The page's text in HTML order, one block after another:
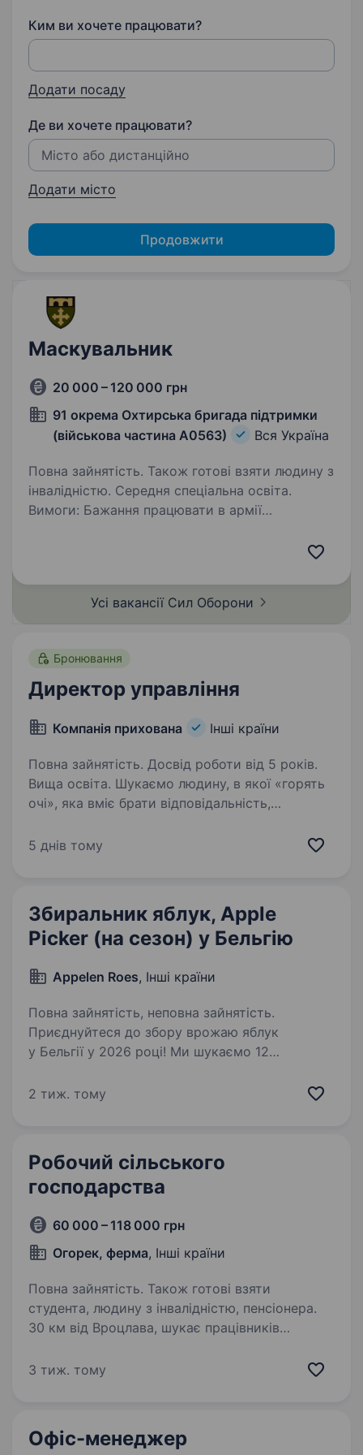
Ким ви хочете працювати?
Додати посаду
Де ви хочете працювати?
Додати місто
Продовжити
Маскувальник
20 000 – 120 000 грн
91 окрема Охтирська бригада підтримки
(військова частина А0563)
Вся Україна
Повна зайнятість. Також готові взяти людину з
інвалідністю. Середня спеціальна освіта.
Вимоги: Бажання працювати в армії
роботи: Супроводження на етапі проходження
ВЛК в М (Р)ТЦК…Усі вакансії Сил Оборони
Бронювання
Директор управління
Компанія прихована Інші країни
Повна зайнятість. Досвід роботи від 5 років.
Вища освіта. Шукаємо людину, в якої «горять
очі», яка вміє брати відповідальність,
ключові процеси управління — Директора
5 днів тому
Збиральник яблук, Apple
Picker (на сезон) у Бельгію
Appelen Roes, Інші країни
Повна зайнятість, неповна зайнятість.
Приєднуйтеся до збору врожаю яблук
у Бельгії у 2026 році! Ми шукаємо 12
в нашому бельгійському сімейному
2 тиж. тому
Робочий сільського
господарства
60 000 – 118 000 грн
Огорек, ферма, Інші країни
Повна зайнятість. Також готові взяти
студента, людину з інвалідністю, пенсіонера.
30 км від Вроцлава, шукає працівників
на період близько 3−5 місяців під час збору
3 тиж. тому
Офіс-менеджер